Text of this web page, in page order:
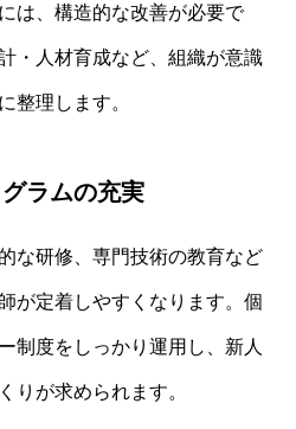
は、構造的な改善が必要で
・人材育成など、組織が意識
整理します。
ラムの充実
な研修、専門技術の教育など
が定着しやすくなります。個
制度をしっかり運用し、新人
りが求められます。